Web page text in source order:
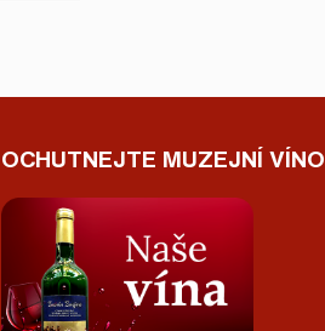
OCHUTNEJTE MUZEJNÍ VÍNO